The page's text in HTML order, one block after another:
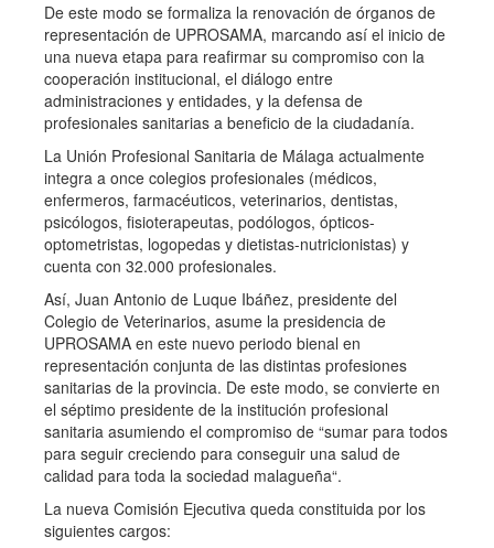
De este modo se formaliza la renovación de órganos de
representación de UPROSAMA, marcando así el inicio de
una nueva etapa para reafirmar su compromiso con la
cooperación institucional, el diálogo entre
administraciones y entidades, y la defensa de
profesionales sanitarias a beneficio de la ciudadanía.
La Unión Profesional Sanitaria de Málaga actualmente
integra a once colegios profesionales (médicos,
enfermeros, farmacéuticos, veterinarios, dentistas,
psicólogos, fisioterapeutas, podólogos, ópticos-
optometristas, logopedas y dietistas-nutricionistas) y
cuenta con 32.000 profesionales.
Así, Juan Antonio de Luque Ibáñez, presidente del
Colegio de Veterinarios, asume la presidencia de
UPROSAMA en este nuevo periodo bienal en
representación conjunta de las distintas profesiones
sanitarias de la provincia. De este modo, se convierte en
el séptimo presidente de la institución profesional
sanitaria asumiendo el compromiso de “sumar para todos
para seguir creciendo para conseguir una salud de
calidad para toda la sociedad malagueña“.
La nueva Comisión Ejecutiva queda constituida por los
siguientes cargos: